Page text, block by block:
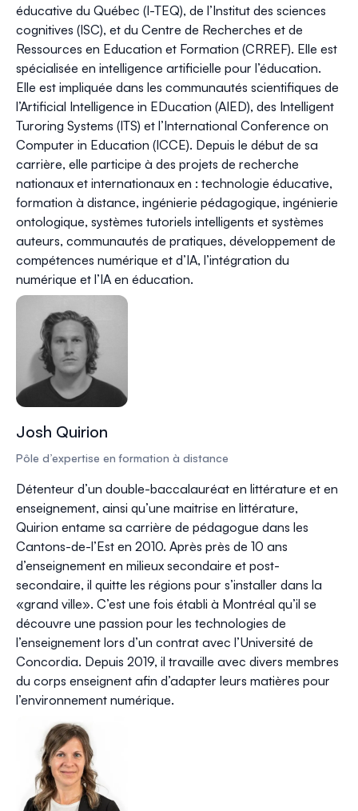
éducative du Québec (I-TEQ), de l’Institut des sciences
cognitives (ISC), et du Centre de Recherches et de
Ressources en Education et Formation (CRREF). Elle est
spécialisée en intelligence artificielle pour l’éducation.
Elle est impliquée dans les communautés scientifiques de
l’Artificial Intelligence in EDucation (AIED), des Intelligent
Turoring Systems (ITS) et l’International Conference on
Computer in Education (ICCE). Depuis le début de sa
carrière, elle participe à des projets de recherche
nationaux et internationaux en : technologie éducative,
formation à distance, ingénierie pédagogique, ingénierie
ontologique, systèmes tutoriels intelligents et systèmes
auteurs, communautés de pratiques, développement de
compétences numérique et d’IA, l’intégration du
numérique et l’IA en éducation.
Josh Quirion
Pôle d’expertise en formation à distance
Détenteur d’un double-baccalauréat en littérature et en
enseignement, ainsi qu’une maitrise en littérature,
Quirion entame sa carrière de pédagogue dans les
Cantons-de-l’Est en 2010. Après près de 10 ans
d’enseignement en milieux secondaire et post-
secondaire, il quitte les régions pour s’installer dans la
«grand ville». C’est une fois établi à Montréal qu’il se
découvre une passion pour les technologies de
l’enseignement lors d’un contrat avec l’Université de
Concordia. Depuis 2019, il travaille avec divers membres
du corps enseignent afin d’adapter leurs matières pour
l’environnement numérique.